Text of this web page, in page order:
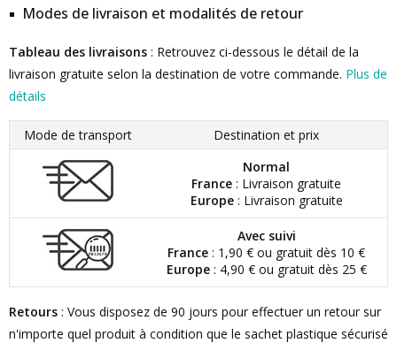
Modes de livraison et modalités de retour
Tableau des livraisons : Retrouvez ci-dessous le détail de la
livraison gratuite selon la destination de votre commande. Plus de
détails
Mode de transport
Destination et prix
Normal
France : Livraison gratuite
Europe: Livraison gratuite
Avec suivi
France : 1,90 € ou gratuit dès 10 €
Europe: 4,90 € ou gratuit dès 25 €
Retours : Vous disposez de 90 jours pour effectuer un retour sur
n'importe quel produit à condition que le sachet plastique sécurisé